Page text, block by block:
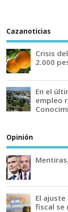
Cazanoticias
Crisis
2.000
En el
empleo
Opinión
El
fiscal se